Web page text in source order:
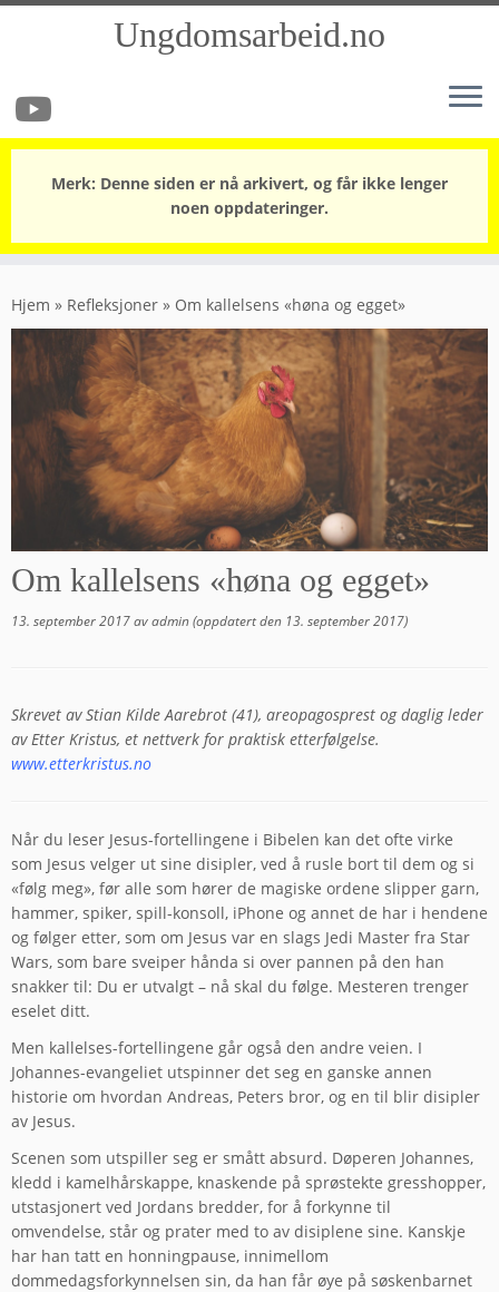
to
content
Ungdomsarbeid.no
Merk: Denne siden er nå arkivert, og får ikke lenger
noen oppdateringer.
Hjem » Refleksjoner » Om kallelsens «høna og egget»
Om kallelsens «høna og egget»
13. september 2017avadmin(oppdatert den 13. september 2017)
Skrevet av Stian Kilde Aarebrot (41), areopagosprest og daglig leder
av Etter Kristus, et nettverk for praktisk etterfølgelse.
www.etterkristus.no
Når du leser Jesus-fortellingene i Bibelen kan det ofte virke
som Jesus velger ut sine disipler, ved å rusle bort til dem og si
«følg meg», før alle som hører de magiske ordene slipper garn,
hammer, spiker, spill-konsoll, iPhone og annet de har i hendene
og følger etter, som om Jesus var en slags Jedi Master fra Star
Wars, som bare sveiper hånda si over pannen på den han
snakker til: Du er utvalgt – nå skal du følge. Mesteren trenger
eselet ditt.
Men kallelses-fortellingene går også den andre veien. I
Johannes-evangeliet utspinner det seg en ganske annen
historie om hvordan Andreas, Peters bror, og en til blir disipler
av Jesus.
Scenen som utspiller seg er smått absurd. Døperen Johannes,
kledd i kamelhårskappe, knaskende på sprøstekte gresshopper,
utstasjonert ved Jordans bredder, for å forkynne til
omvendelse, står og prater med to av disiplene sine. Kanskje
har han tatt en honningpause, innimellom
dommedagsforkynnelsen sin, da han får øye på søskenbarnet